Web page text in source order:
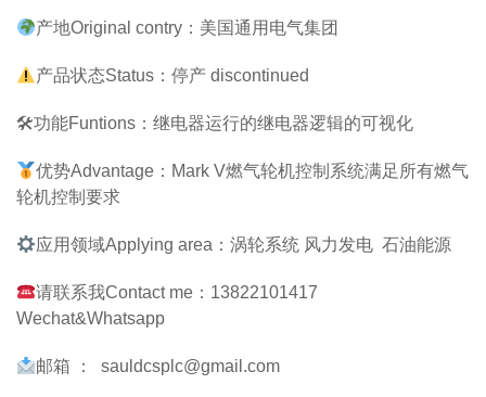
产地Original contry：美国通用电气集团
产品状态Status：停产 discontinued
🛠功能Funtions：继电器运行的继电器逻辑的可视化
优势Advantage：Mark V燃气轮机控制系统满足所有燃气
轮机控制要求
应用领域Applying area：涡轮系统 风力发电 石油能源
请联系我Contact me：13822101417
Wechat&Whatsapp
邮箱 ： sauldcsplc@gmail.com